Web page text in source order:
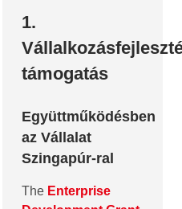
1.
támogatás
Együttműködésben
az Vállalat
Szingapúr-ral
The Enterprise